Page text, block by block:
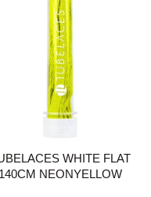
WHITE FLAT
140CM NEONYELLOW